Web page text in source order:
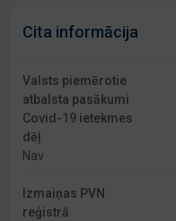
Cita informācija
Valsts piemērotie
atbalsta pasākumi
Covid-19 ietekmes
dēļ
Nav
Izmaiņas PVN
reģistrā